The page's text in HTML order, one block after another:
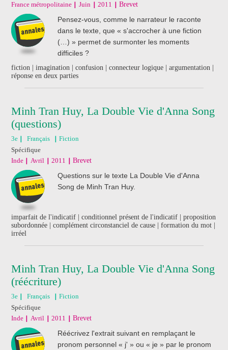
France métropolitaine Juin 2011 Brevet
Pensez-vous, comme le narrateur le raconte
dans le texte, que « s'accrocher à une fiction
(…) » permet de surmonter les moments
difficiles ?
fiction | imagination | confusion | connecteur logique | argumentation |
réponse en deux parties
Minh Tran Huy, La Double Vie d'Anna Song
(questions)
3e Français
Fiction
Spécifique
Inde
Avril 2011 Brevet
Questions sur le texte La Double Vie d'Anna
Song de Minh Tran Huy.
imparfait de l'indicatif | conditionnel présent de l'indicatif | proposition
subordonnée | complément circonstanciel de cause | formation du mot |
irréel
Minh Tran Huy, La Double Vie d'Anna Song
(réécriture)
3e Français
Fiction
Spécifique
Inde
Avril 2011 Brevet
Réécrivez l'extrait suivant en remplaçant le
pronom personnel « j' » ou « je » par le pronom